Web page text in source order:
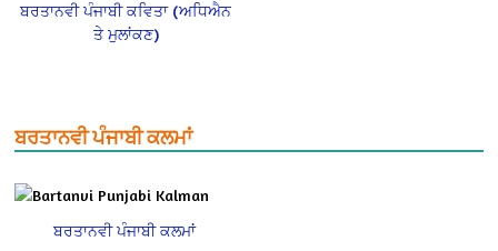
ਬਰਤਾਨਵੀ ਪੰਜਾਬੀ ਕਵਿਤਾ (ਅਧਿਐਨ
ਤੇ ਮੁਲਾਂਕਣ)
ਬਰਤਾਨਵੀ ਪੰਜਾਬੀ ਕਲਮਾਂ
ਬਰਤਾਨਵੀ ਪੰਜਾਬੀ ਕਲਮਾਂ